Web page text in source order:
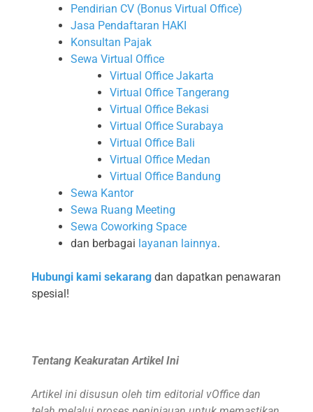
Pendirian CV (Bonus Virtual Office)
Jasa Pendaftaran HAKI
Konsultan Pajak
Sewa Virtual Office
Virtual Office Jakarta
Virtual Office Tangerang
Virtual Office Bekasi
Virtual Office Surabaya
Virtual Office Bali
Virtual Office Medan
Virtual Office Bandung
Sewa Kantor
Sewa Ruang Meeting
Sewa Coworking Space
dan berbagai layanan lainnya.
Hubungi kami sekarang dan dapatkan penawaran
spesial!
Tentang Keakuratan Artikel Ini
Artikel ini disusun oleh tim editorial vOffice dan